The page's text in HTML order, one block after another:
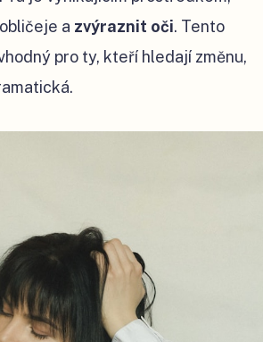
obličeje a zvýraznit oči. Tento
pro ty, kteří hledají změnu,